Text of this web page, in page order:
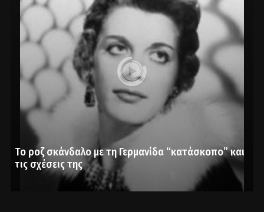
Το ροζ σκάνδαλο με τη Γερμανίδα “κατάσκοπο” και
τις σχέσεις της